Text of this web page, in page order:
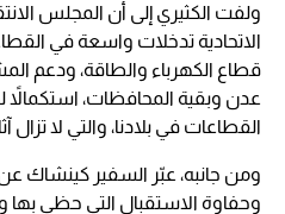
ولفت الكثيري إلى أن المجلس
الاتحادية تدخلات واسعة في
قطاع الكهرباء والطاقة، ودعم
عدن وبقية المحافظات، استكمالاً
القطاعات في بلادنا، والتي لا تزال
ومن جانبه، عبّر السفير كينشاك
وحفاوة الاستقبال التي حظي بها